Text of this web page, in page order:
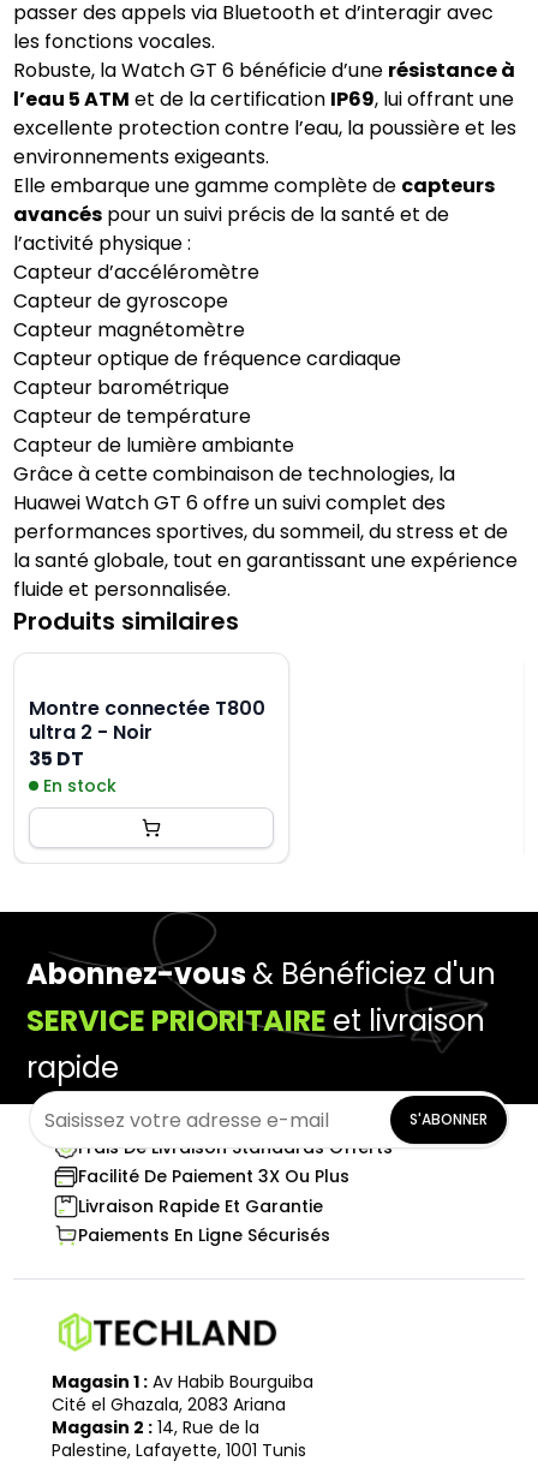
passer des appels via Bluetooth et d’interagir avec
les fonctions vocales.
Robuste, la Watch GT 6 bénéficie d’une résistance à
l’eau 5 ATM et de la certification IP69, lui offrant une
excellente protection contre l’eau, la poussière et les
environnements exigeants.
Elle embarque une gamme complète de capteurs
avancés pour un suivi précis de la santé et de
l’activité physique :
Capteur d’accéléromètre
Capteur de gyroscope
Capteur magnétomètre
Capteur optique de fréquence cardiaque
Capteur barométrique
Capteur de température
Capteur de lumière ambiante
Grâce à cette combinaison de technologies, la
Huawei Watch GT 6 offre un suivi complet des
performances sportives, du sommeil, du stress et de
la santé globale, tout en garantissant une expérience
fluide et personnalisée.
Produits similaires
Montre connectée T800
ultra 2 - Noir
35 DT
En stock
Abonnez-vous& Bénéficiez d'un
SERVICE PRIORITAIRE et livraison
rapide
S'ABONNER
Frais De Livraison Standards Offerts
Facilité De Paiement 3X Ou Plus
Livraison Rapide Et Garantie
Paiements En Ligne Sécurisés
Magasin 1 : Av Habib Bourguiba
Cité el Ghazala, 2083 Ariana
Magasin 2 : 14, Rue de la
Palestine, Lafayette, 1001 Tunis